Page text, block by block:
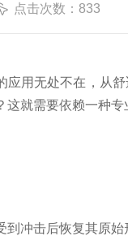
点击次数：833
应用无处不在，从
这就需要依赖一种
冲击后恢复其原